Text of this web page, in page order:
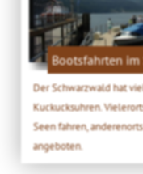
Bootsfahrten
Der Schwarzwald hat
Kuckucksuhren.
Seen fahren,
angeboten.